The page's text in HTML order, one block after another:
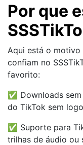
Por que
Aqui está o motivo
confiam no
favorito:
✅ Downloads
do TikTok sem
✅ Suporte para
trilhas de áudio ou